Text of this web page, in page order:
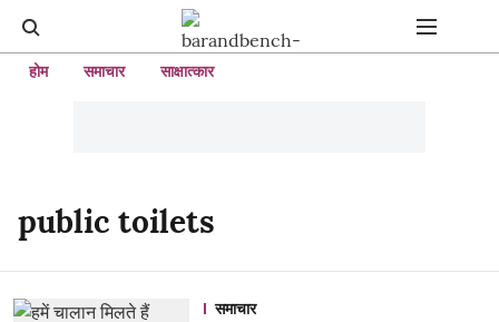
होम समाचार साक्षात्कार
public toilets
समाचार